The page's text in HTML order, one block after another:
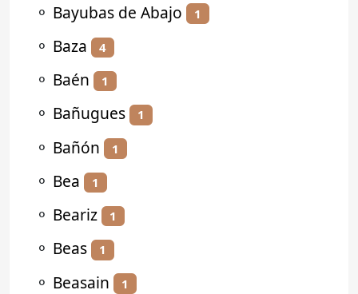
⚬ Bayubas de Abajo 1
⚬ Baza 4
⚬ Baén 1
⚬ Bañugues 1
⚬ Bañón 1
⚬ Bea 1
⚬ Beariz 1
⚬ Beas 1
⚬ Beasain 1